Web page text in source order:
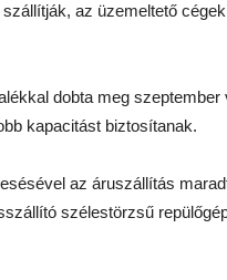
az üzemeltető
dobta meg szeptember
kapacitást biztosítanak.
az áruszállítás
szélestörzsű